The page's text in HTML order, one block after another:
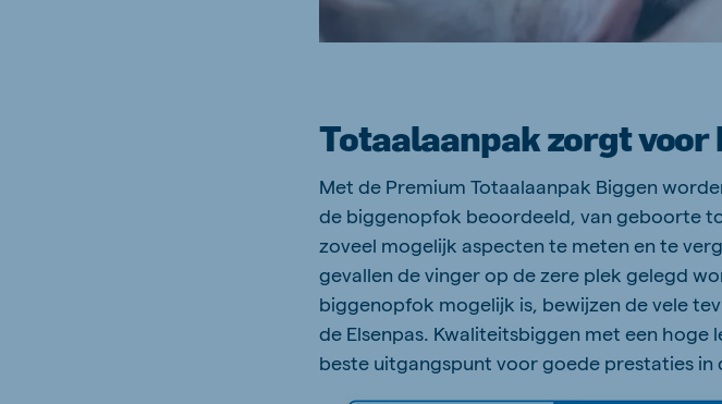
Totaalaanpak zorgt
Met de Premium Totaalaanpak Biggen
de biggenopfok beoordeeld, van geboorte
zoveel mogelijk aspecten te meten en te
gevallen de vinger op de zere plek gelegd
biggenopfok mogelijk is, bewijzen de vele
de Elsenpas. Kwaliteitsbiggen met een
beste uitgangspunt voor goede prestaties in